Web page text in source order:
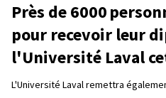
Près de 6000
pour recevoir leur
l'Université Laval
L'Université Laval remettra